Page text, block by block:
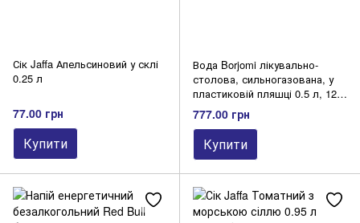
Сік Jaffa Апельсиновий у склі
0.25 л
77.00 грн
Купити
Вода Borjomi лікувально-
столова, сильногазована, у
пластиковій пляшці 0.5 л, 12
шт/упаковка
777.00 грн
Купити